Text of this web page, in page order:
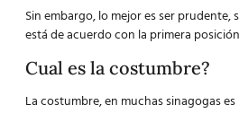
Sin embargo, lo mejor es ser
está de acuerdo con la primera
Cual es la costumbre?
La costumbre, en muchas sinagogas